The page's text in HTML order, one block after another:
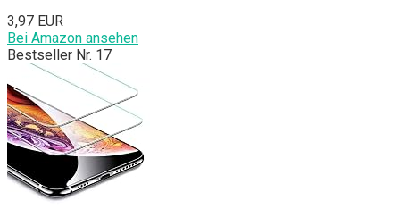
3,97 EUR
Bei Amazon ansehen
Bestseller Nr. 17